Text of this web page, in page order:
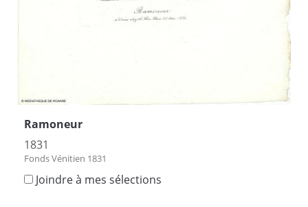
Ramoneur
1831
Fonds Vénitien 1831
Joindre à mes sélections